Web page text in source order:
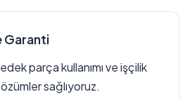
Garanti
parça kullanımı ve işçilik
sağlıyoruz.